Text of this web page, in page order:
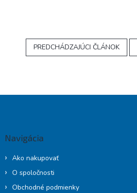
PREDCHÁDZAJÚCI ČLÁNOK
Navigácia
Ako nakupovať
O spoločnosti
Obchodné podmienky